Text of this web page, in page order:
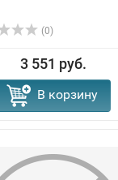
(0)
3 551 руб.
В корзину